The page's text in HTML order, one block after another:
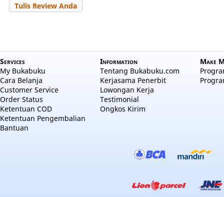
Tulis Review Anda
Services
My Bukabuku
Cara Belanja
Customer Service
Order Status
Ketentuan COD
Ketentuan Pengembalian
Bantuan
Information
Tentang Bukabuku.com
Kerjasama Penerbit
Lowongan Kerja
Testimonial
Ongkos Kirim
Make